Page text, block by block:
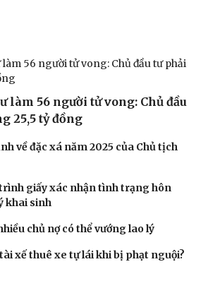
Tình yêu - Gia đình
làm 56 người tử vong: Chủ đầu
25,5 tỷ đồng
về đặc xá năm 2025 của Chủ tịch
giấy xác nhận tình trạng hôn
khai sinh
chủ nợ có thể vướng lao lý
xế thuê xe tự lái khi bị phạt nguội?